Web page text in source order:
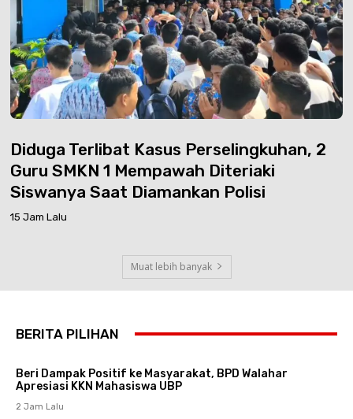
Diduga Terlibat Kasus Perselingkuhan, 2
Guru SMKN 1 Mempawah Diteriaki
Siswanya Saat Diamankan Polisi
15 Jam Lalu
Muat lebih banyak
BERITA PILIHAN
Beri Dampak Positif ke Masyarakat, BPD Walahar
Apresiasi KKN Mahasiswa UBP
2 Jam Lalu